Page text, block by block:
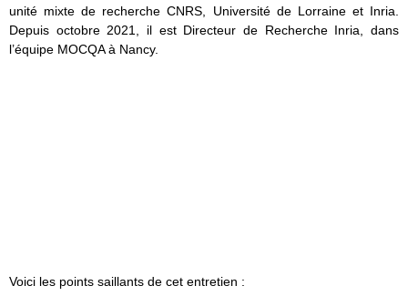
unité mixte de recherche CNRS, Université de Lorraine et Inria.
Depuis octobre 2021, il est Directeur de Recherche Inria, dans
l’équipe MOCQA à Nancy.
Voici les points saillants de cet entretien :